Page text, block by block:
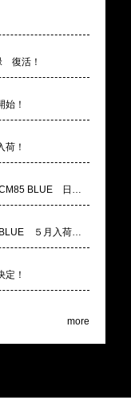
復活！
！
！
入荷！カラカルクロスミントンラケットCM85 BLUE 日本入荷しました！
カラカルクロスミントンラケットCM85 BLUE ５月入荷予定
！
BLUE 生産決定！
more